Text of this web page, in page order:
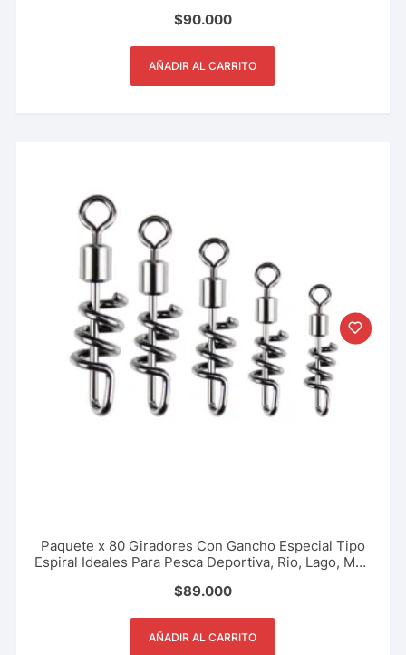
$90.000
AÑADIR AL CARRITO
Paquete x 80 Giradores Con Gancho Especial Tipo
Espiral Ideales Para Pesca Deportiva, Rio, Lago, Mar.
$89.000
AÑADIR AL CARRITO